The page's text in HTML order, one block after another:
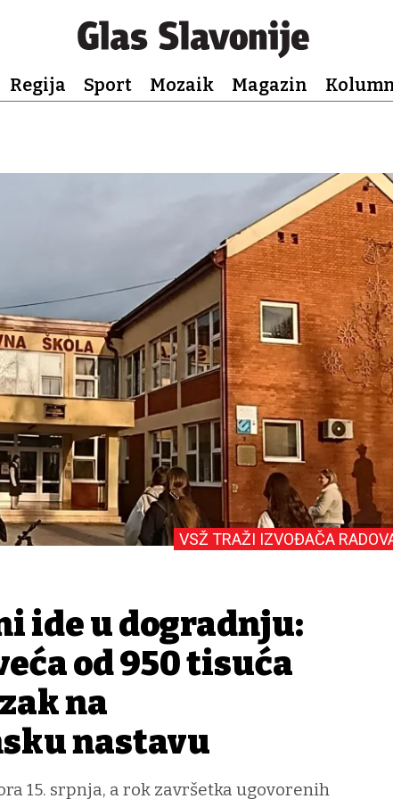
Regija Sport Mozaik Magazin
VSŽ TRAŽI IZVOĐAČA
ide u dogradnju:
od 950 tisuća
na
nastavu
15. srpnja, a rok završetka ugovorenih